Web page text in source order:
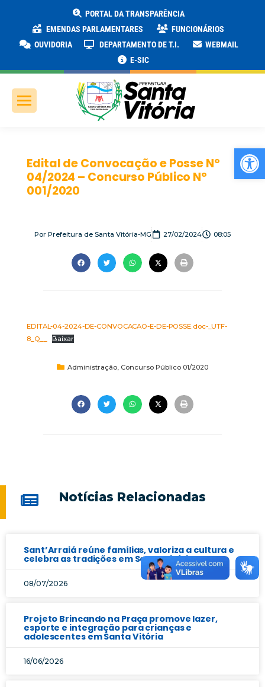
PORTAL DA TRANSPARÊNCIA
EMENDAS PARLAMENTARES
FUNCIONÁRIOS
OUVIDORIA
DEPARTAMENTO DE T.I.
WEBMAIL
E-SIC
Edital de Convocação e Posse N°
04/2024 – Concurso Público N°
001/2020
Por Prefeitura de Santa Vitória-MG 27/02/2024 08:05
EDITAL-04-2024-DE-CONVOCACAO-E-DE-POSSE.doc-_UTF-
8_Q__
Baixar
Administração Concurso Público 01/2020
Notícias Relacionadas
Sant’Arraiá reúne famílias, valoriza a cultura e
celebra as tradições em Santa Vitória
08/07/2026
Projeto Brincando na Praça promove lazer,
esporte e integração para crianças e
adolescentes em Santa Vitória
16/06/2026